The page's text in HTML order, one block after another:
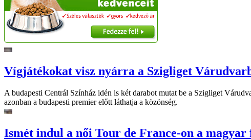
Vígjátékokat visz nyárra a Szigliget
A budapesti Centrál Színház idén is két darabot mutat be a Szigliget
azonban a budapesti premier előtt láthatja a közönség.
Ismét indul a női Tour de France-on a